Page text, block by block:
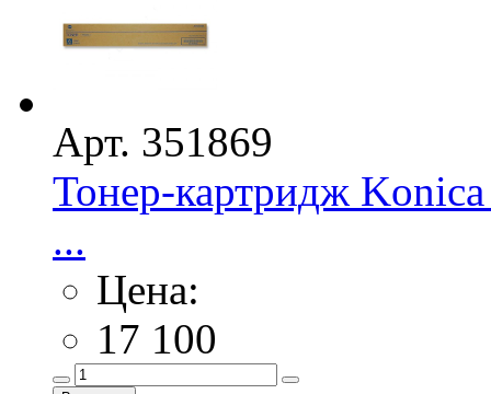
Арт. 351869
Тонер-картридж
...
Цена:
17 100